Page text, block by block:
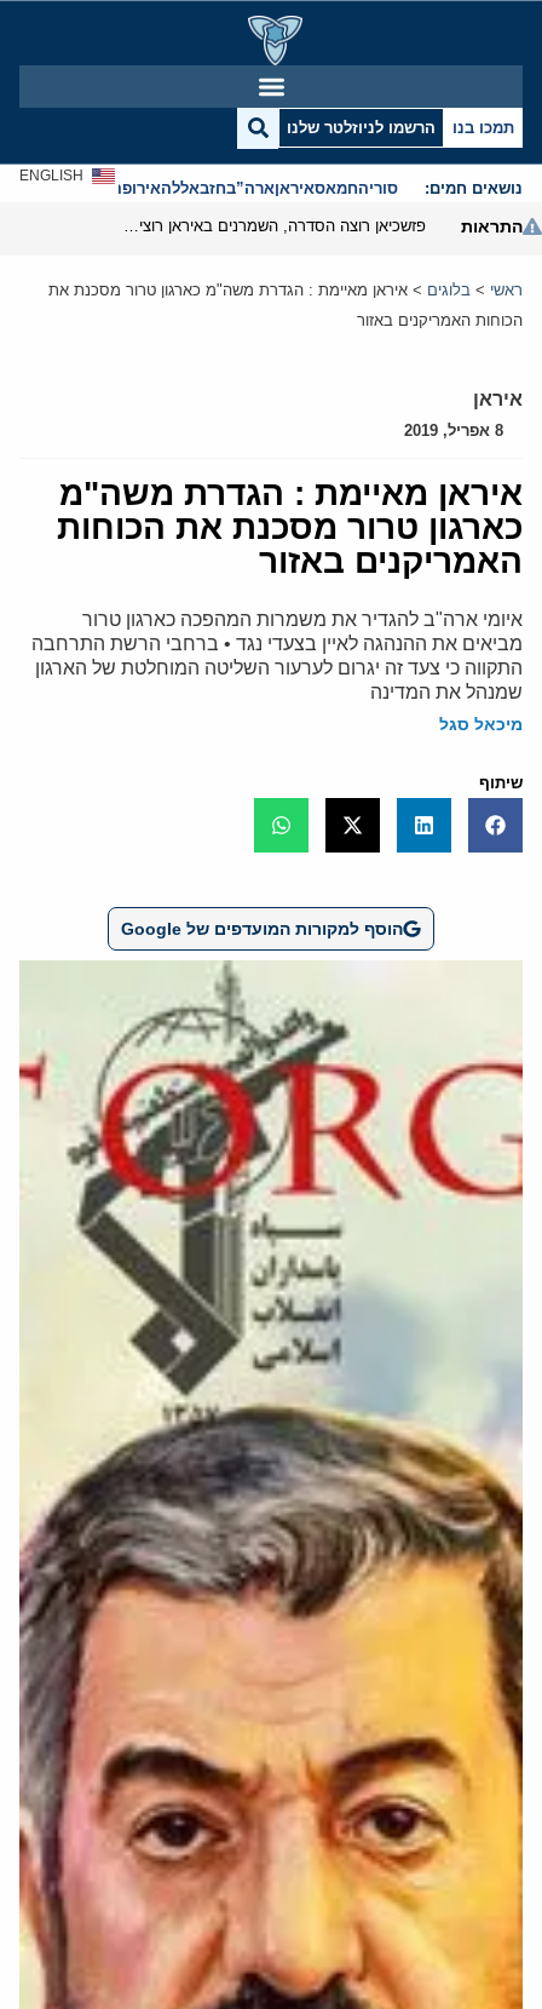
תמכו בנו הרשמו לניוזלטר שלנו
נושאים חמים: סוריהחמאסאיראןארה”בחזבאללהאירופהאנטישמיות
ENGLISH
התראות
ראשי > בלוגים > איראן מאיימת : הגדרת משה"מ כארגון טרור מסכנת את
הכוחות האמריקנים באזור
איראן
8 אפריל, 2019
איראן מאיימת : הגדרת משה"מ
כארגון טרור מסכנת את הכוחות
האמריקנים באזור
איומי ארה"ב להגדיר את משמרות המהפכה כארגון טרור
מביאים את ההנהגה לאיין בצעדי נגד • ברחבי הרשת התרחבה
התקווה כי צעד זה יגרום לערעור השליטה המוחלטת של הארגון
שמנהל את המדינה
מיכאל סגל
שיתוף
הוסף למקורות המועדפים של Google